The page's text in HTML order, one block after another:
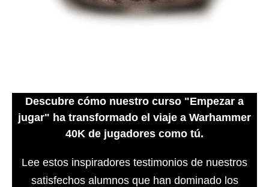
Descubre cómo nuestro curso "Empezar a
jugar" ha transformado el viaje a Warhammer
40K de jugadores como tú.
Lee estos inspiradores testimonios de nuestros
satisfechos alumnos que han dominado los